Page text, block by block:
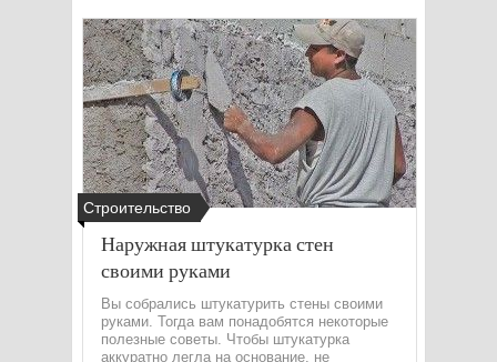
Строительство
Наружная штукатурка стен
своими руками
Вы собрались штукатурить стены своими
руками. Тогда вам понадобятся некоторые
полезные советы. Чтобы штукатурка
аккуратно легла на основание, не